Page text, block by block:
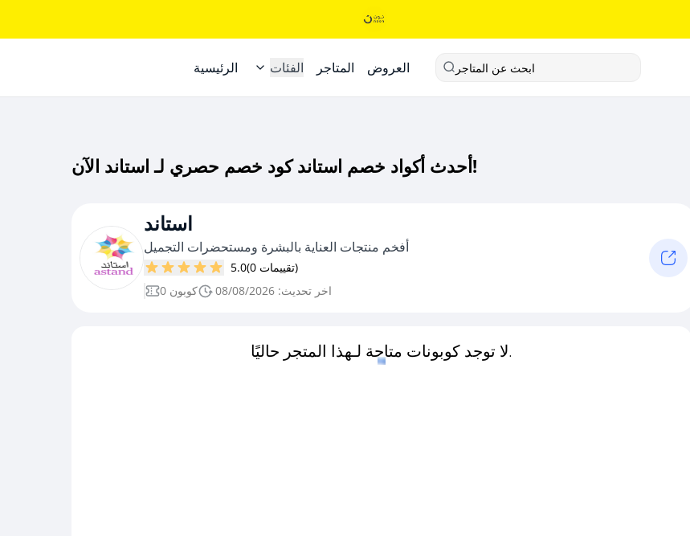
الرئيسية الفئات المتاجر العروض ابحث عن المتاجر
أحدث أكواد خصم استاند كود خصم حصري لـ استاند الآن!
استاند
أفخم منتجات العناية بالبشرة ومستحضرات التجميل
5.0
(0 تقييمات)
0 كوبون
اخر تحديث: 08/08/2026
لا توجد كوبونات متاحة لـهذا المتجر حاليًا.